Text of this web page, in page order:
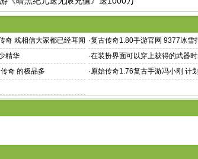
奇 戏相信大家都已经耳闻 ·复古传奇1.80手游官网 9377冰雪
官网
精华 ·在装扮界面可以穿上获得的武器
奇 的极品多 ·原始传奇1.76复古手游冯小刚 计